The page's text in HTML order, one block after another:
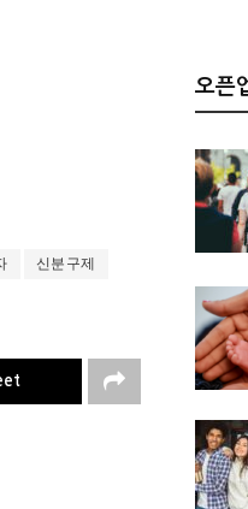
신분구제
오픈